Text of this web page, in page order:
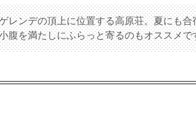
レンデの頂上に位置する高原荘。夏にも
腹を満たしにふらっと寄るのもオススメで